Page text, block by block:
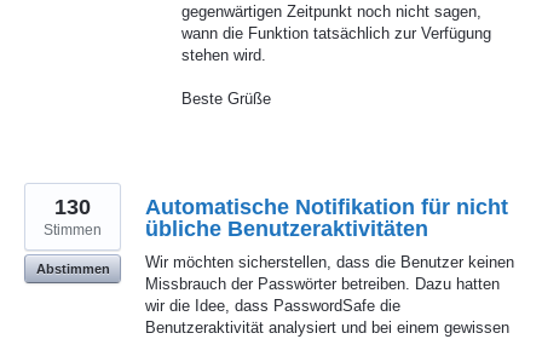
gegenwärtigen Zeitpunkt noch nicht sagen,
wann die Funktion tatsächlich zur Verfügung
stehen wird.
Beste Grüße
Automatische Notifikation für nicht
übliche Benutzeraktivitäten
Wir möchten sicherstellen, dass die Benutzer keinen
Missbrauch der Passwörter betreiben. Dazu hatten
wir die Idee, dass PasswordSafe die
Benutzeraktivität analysiert und bei einem gewissen
130
Stimmen
Abstimmen